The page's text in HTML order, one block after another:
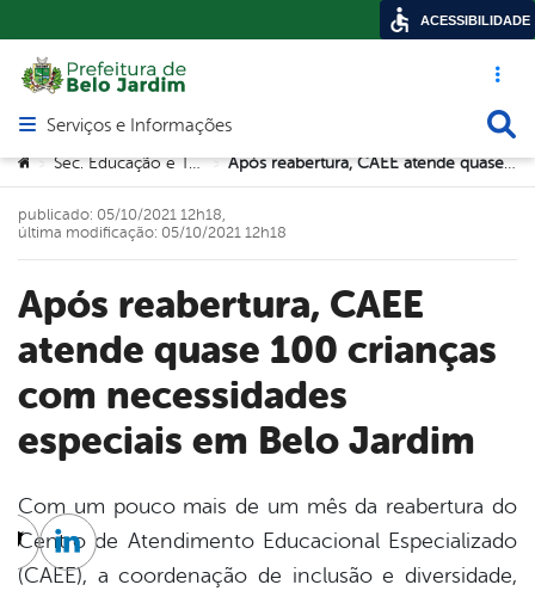
Acesso
Abrir menu principal de navegação
Serviços e Informações
Você está aqui:
> Sec. Educação e Tecnologia > Após reabertura, CAEE atende quase 100 crianças com necessidades especiais em Belo Jardim
Após reabertura, CAEE
atende quase 100 crianças
com necessidades
especiais em Belo Jardim
publicado: 05/10/2021 12h18,
última modificação: 05/10/2021 12h18
Com um pouco mais de um mês da reabertura do
Centro de Atendimento Educacional Especializado
(CAEE), a coordenação de inclusão e diversidade,
Twitter
Linkedin
ACESSIBILIDADE